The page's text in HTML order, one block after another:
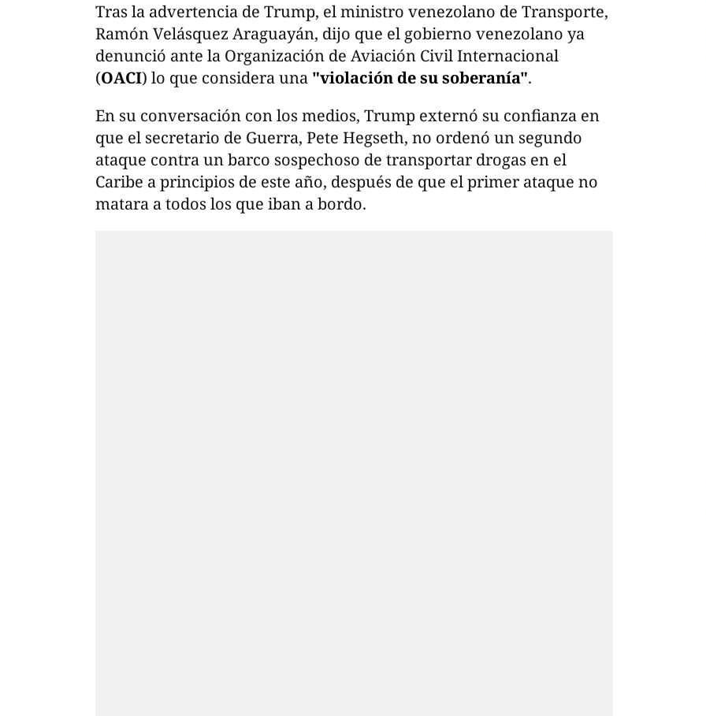
Tras la advertencia de Trump, el ministro venezolano de Transporte,
Ramón Velásquez Araguayán, dijo que el gobierno venezolano ya
denunció ante la Organización de Aviación Civil Internacional
(OACI) lo que considera una "violación de su soberanía".
En su conversación con los medios, Trump externó su confianza en
que el secretario de Guerra, Pete Hegseth, no ordenó un segundo
ataque contra un barco sospechoso de transportar drogas en el
Caribe a principios de este año, después de que el primer ataque no
matara a todos los que iban a bordo.